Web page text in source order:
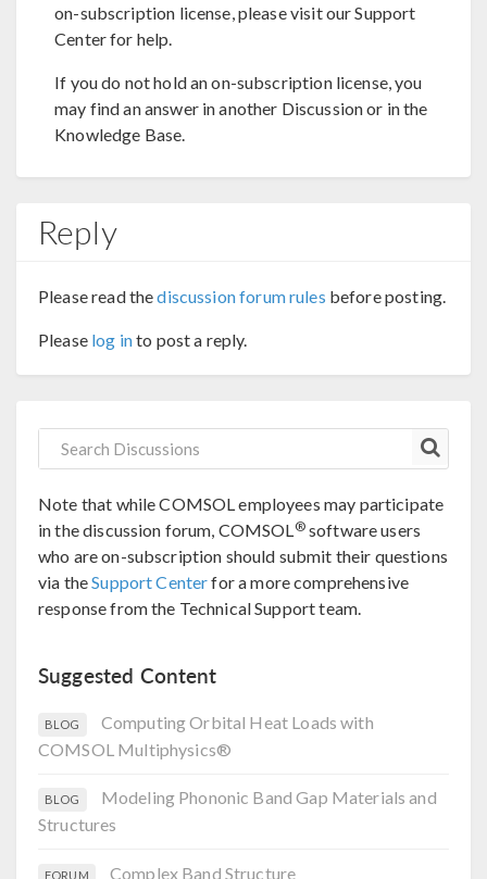
on-subscription license, please visit our Support
Center for help.
If you do not hold an on-subscription license, you
may find an answer in another Discussion or in the
Knowledge Base.
Reply
Please read thediscussion forum rules before posting.
Please log into post a reply.
Note that while COMSOL employees may participate
in the discussion forum, COMSOL®software users
who are on-subscription should submit their questions
via theSupport Centerfor a more comprehensive
response from the Technical Support team.
Suggested Content
BLOG
Computing Orbital Heat Loads with
COMSOL Multiphysics®
BLOG
Modeling Phononic Band Gap Materials and
Structures
FORUM Complex Band Structure